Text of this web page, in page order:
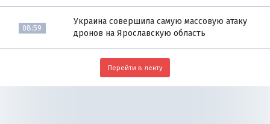
08:59
Украина совершила самую массовую атаку
дронов на Ярославскую область
Перейти в ленту